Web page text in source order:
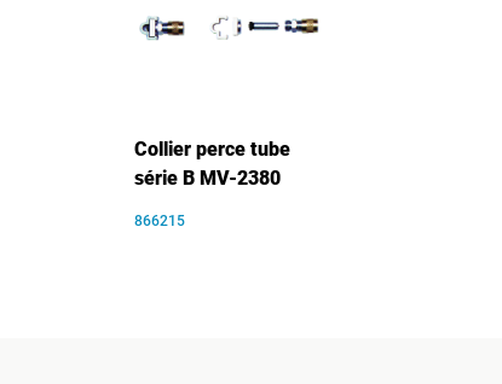
Collier perce tube
série B MV-2380
866215